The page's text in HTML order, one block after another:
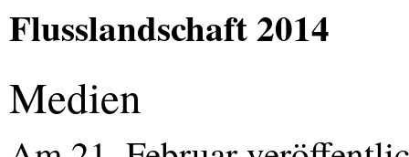
Flusslandschaft 2014
Medien